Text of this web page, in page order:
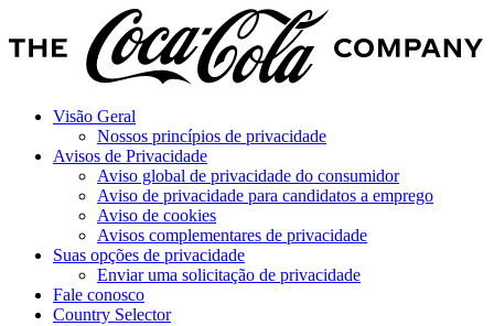
Visão Geral
Nossos princípios de privacidade
Avisos de Privacidade
Aviso global de privacidade do consumidor
Aviso de privacidade para candidatos a emprego
Aviso de cookies
Avisos complementares de privacidade
Suas opções de privacidade
Enviar uma solicitação de privacidade
Fale conosco
Country Selector